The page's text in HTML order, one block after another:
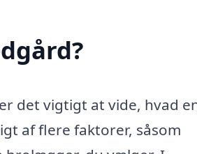
det vigtigt at vide, hvad
af flere faktorer, såsom